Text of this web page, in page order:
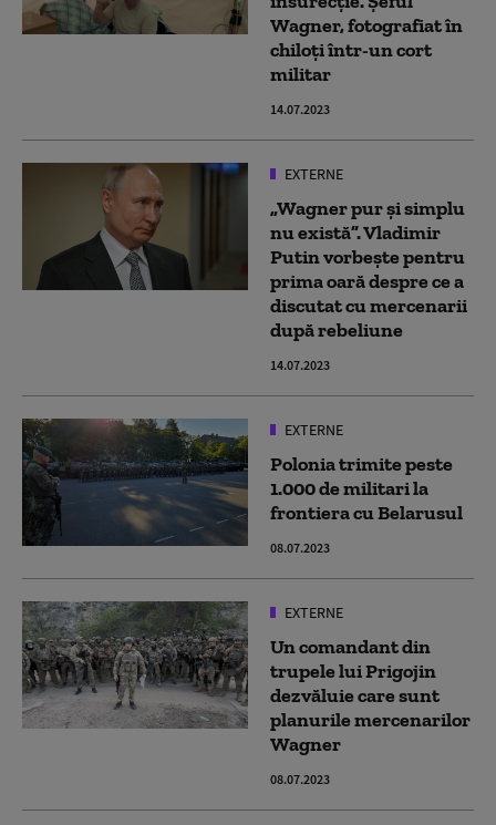
Wagner, fotografiat în
chiloți într-un cort
militar
14.07.2023
EXTERNE
„Wagner pur și simplu
nu există”. Vladimir
Putin vorbește pentru
prima oară despre ce a
discutat cu mercenarii
după rebeliune
14.07.2023
EXTERNE
Polonia trimite peste
1.000 de militari la
frontiera cu Belarusul
08.07.2023
EXTERNE
Un comandant din
trupele lui Prigojin
dezvăluie care sunt
planurile mercenarilor
Wagner
08.07.2023